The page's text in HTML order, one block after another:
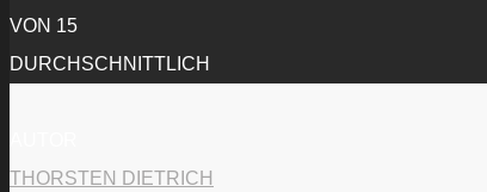
VON 15
DURCHSCHNITTLICH
THORSTEN DIETRICH